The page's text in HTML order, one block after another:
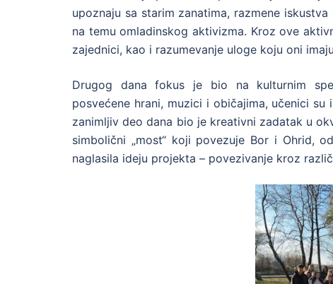
upoznaju sa starim zanatima, razmene
na temu omladinskog aktivizma. Kroz ove
zajednici, kao i razumevanje uloge koju oni
Drugog dana fokus je bio na kulturnim
posvećene hrani, muzici i običajima, učenici
zanimljiv deo dana bio je kreativni zadatak u
simbolični „most“ koji povezuje Bor i Ohrid,
naglasila ideju projekta – povezivanje kroz